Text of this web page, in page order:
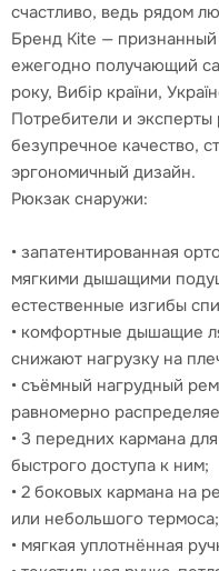
счастливо, ведь рядом
Бренд Kite —
ежегодно получающий
року, Вибір країни,
Потребители и
безупречное качество,
эргономичный дизайн.
Рюкзак снаружи:
• запатентированная
мягкими дышащими
естественные изгибы
• комфортные дышащие
снижают нагрузку на
• съёмный нагрудный
равномерно
• 3 передних кармана
быстрого доступа к ним;
• 2 боковых кармана на
или небольшого термоса;
• мягкая уплотнённая